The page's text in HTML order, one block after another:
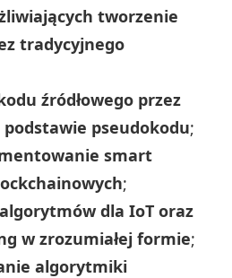
tworzenie
tradycyjnego
źródłowego przez
pseudokodu;
smart
;
dla IoT oraz
w zrozumiałej formie;
algorytmiki